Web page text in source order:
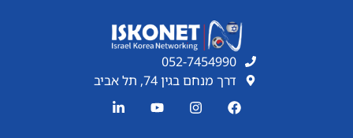
052-7454990
דרך מנחם בגין 74, תל אביב